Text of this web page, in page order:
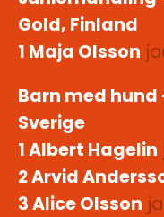
Gold, Finland
1 Maja Olsson
Barn med hund
Sverige
1 Albert Hagelin
2 Arvid
3 Alice Olsson